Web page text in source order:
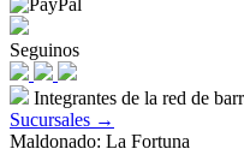
Seguinos
Integrantes de la red de
Sucursales →
Maldonado: La Fortuna